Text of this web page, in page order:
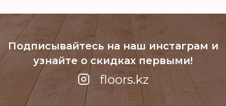
Подписывайтесь на наш инстаграм и
узнайте о скидках первыми!
floors.kz